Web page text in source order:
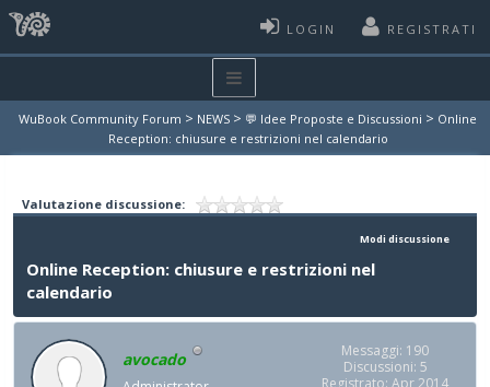
LOGIN REGISTRATI
WuBook Community Forum > NEWS > 💬 Idee Proposte e Discussioni > Online
Reception: chiusure e restrizioni nel calendario
Valutazione discussione:
Modi discussione
Online Reception: chiusure e restrizioni nel
calendario
avocado
Messaggi: 190
Discussioni: 5